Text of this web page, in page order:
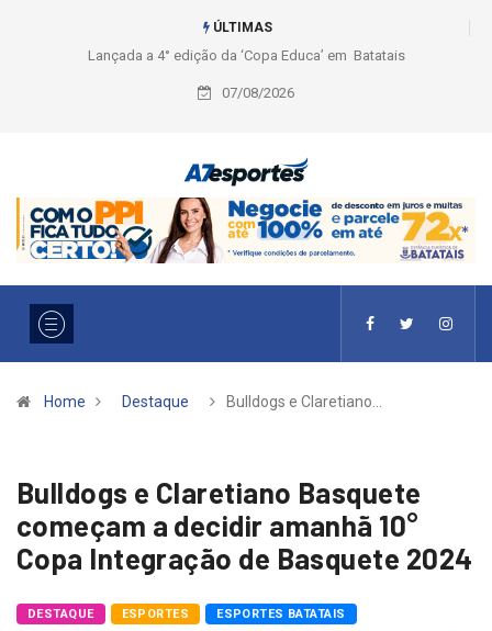
ÚLTIMAS
Liga 2026: Equipes rompem com a LABE na Série Ouro e entidade define
a 2° fase, times e formato
07/08/2026
Home Destaque Bulldogs e Claretiano…
Bulldogs e Claretiano Basquete
começam a decidir amanhã 10°
Copa Integração de Basquete 2024
DESTAQUE ESPORTES ESPORTES BATATAIS